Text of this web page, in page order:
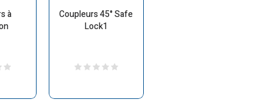
à
Coupleurs 45° Safe
Lock1